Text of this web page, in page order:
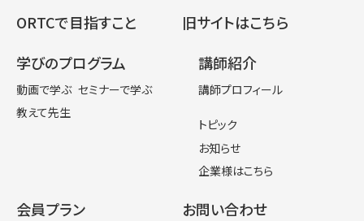
ORTCで目指すこと
旧サイトはこちら
学びのプログラム
動画で学ぶ セミナーで学ぶ
教えて先生
講師紹介
講師プロフィール
トピック
お知らせ
企業様はこちら
会員プラン
お問い合わせ